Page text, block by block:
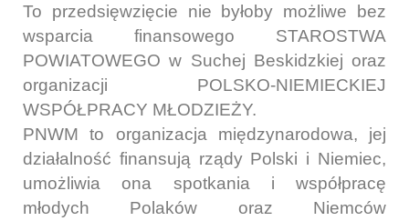
To przedsięwzięcie nie byłoby możliwe bez
wsparcia finansowego STAROSTWA
POWIATOWEGO w Suchej Beskidzkiej oraz
organizacji POLSKO-NIEMIECKIEJ
WSPÓŁPRACY MŁODZIEŻY.
PNWM to organizacja międzynarodowa, jej
działalność finansują rządy Polski i Niemiec,
umożliwia ona spotkania i współpracę
młodych Polaków oraz Niemców